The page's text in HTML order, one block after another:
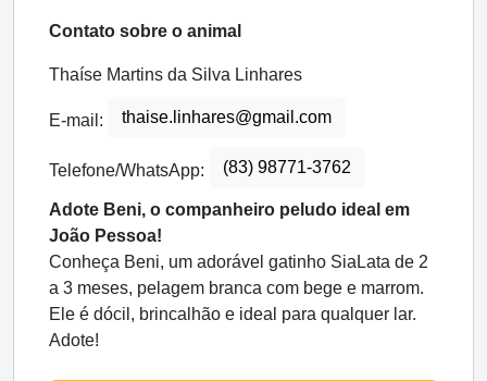
Contato sobre o animal
Thaíse Martins da Silva Linhares
E-mail: thaise.linhares@gmail.com
Telefone/WhatsApp: (83) 98771-3762
Adote Beni, o companheiro peludo ideal em
João Pessoa!
Conheça Beni, um adorável gatinho SiaLata de 2
a 3 meses, pelagem branca com bege e marrom.
Ele é dócil, brincalhão e ideal para qualquer lar.
Adote!